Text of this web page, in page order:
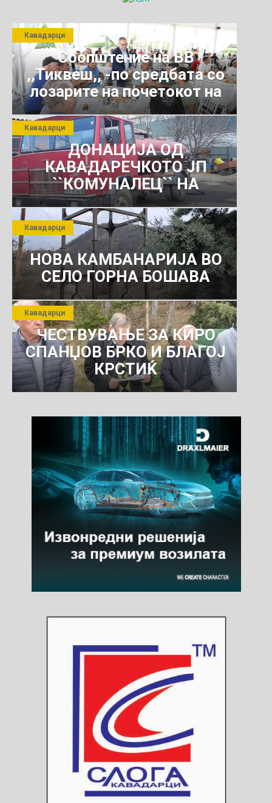
Соопштение на ВВ
,,Тиквеш,, -по средбата со
лозарите на почетокот на
јули 2026 г.
Кавадарци
ДОНАЦИЈА ОД
КАВАДАРЕЧКОТО ЈП
``КОМУНАЛЕЦ`` НА
РОСОМАНСКОТО ЈАВНО
ПРЕТПРИЈАТИЕ ЗА
КОМУНАЛНО УСЛУГИ
Кавадарци
НОВА КАМБАНАРИЈА ВО
СЕЛО ГОРНА БОШАВА
Кавадарци
ЧЕСТВУВАЊЕ ЗА КИРО
СПАНЏОВ БРКО И БЛАГОЈ
КРСТИЌ
Кавадарци